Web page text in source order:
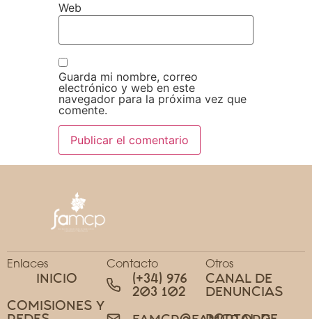
Web
Guarda mi nombre, correo
electrónico y web en este
navegador para la próxima vez que
comente.
Enlaces
INICIO
COMISIONES Y
Contacto
(+34) 976
203 102
Otros
CANAL DE
DENUNCIAS